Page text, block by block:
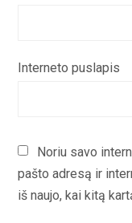
Interneto puslapis
Noriu savo
pašto adresą ir
iš naujo, kai kitą